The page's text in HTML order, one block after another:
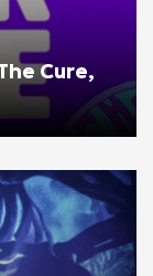
Cure,